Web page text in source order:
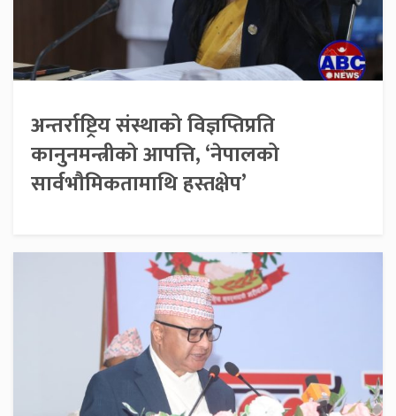
अन्तर्राष्ट्रिय संस्थाको विज्ञप्तिप्रति
कानुनमन्त्रीको आपत्ति, ‘नेपालको
सार्वभौमिकतामाथि हस्तक्षेप’